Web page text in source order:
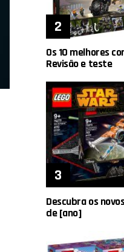
Os 10 melhores
Revisão e teste
Descubra os
de [ano]